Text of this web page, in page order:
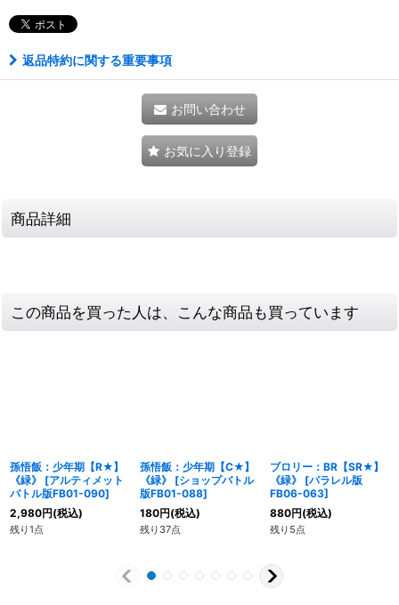
返品特約に関する重要事項
お問い合わせ
お気に入り登録
商品詳細
この商品を買った人は、こんな商品も買っています
孫悟飯：少年期【R★】
《緑》
[アルティメット
バトル版FB01-090]
2,980円(税込)
残り1点
孫悟飯：少年期【C★】
《緑》
[ショップバトル
版FB01-088]
180円(税込)
残り37点
ブロリー：BR【SR★】
《緑》
[パラレル版
FB06-063]
880円(税込)
残り5点